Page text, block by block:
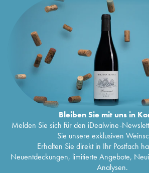
Bleiben Sie mit uns in
Melden Sie sich für den iDealwine-
Sie unsere exklusiven
Erhalten Sie direkt in Ihr Postfach
Neuentdeckungen, limitierte Angebote,
Analysen.